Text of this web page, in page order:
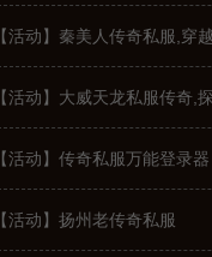
【活动】秦美人传奇私服,穿
【活动】大威天龙私服传奇,
【活动】传奇私服万能登录器
【活动】扬州老传奇私服